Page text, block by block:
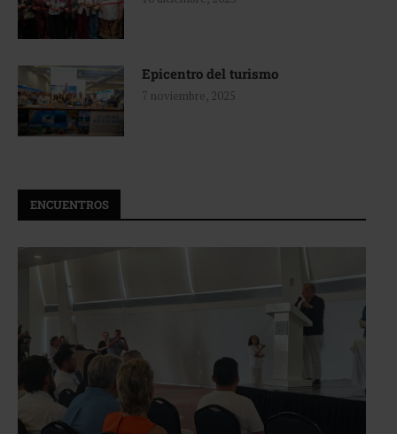
Epicentro del turismo
7 noviembre, 2025
ENCUENTROS